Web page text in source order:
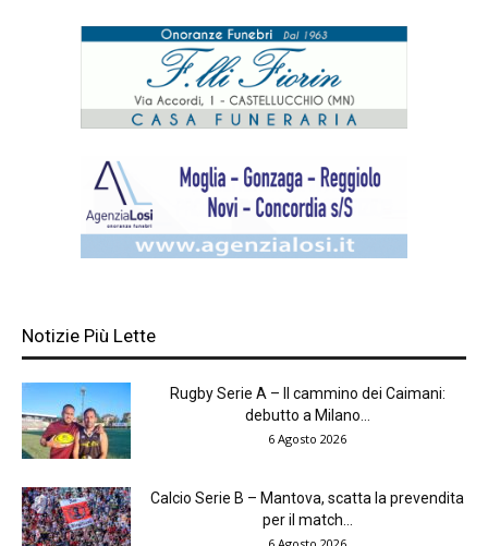
Notizie Più Lette
Rugby Serie A – Il cammino dei Caimani:
debutto a Milano...
6 Agosto 2026
Calcio Serie B – Mantova, scatta la prevendita
per il match...